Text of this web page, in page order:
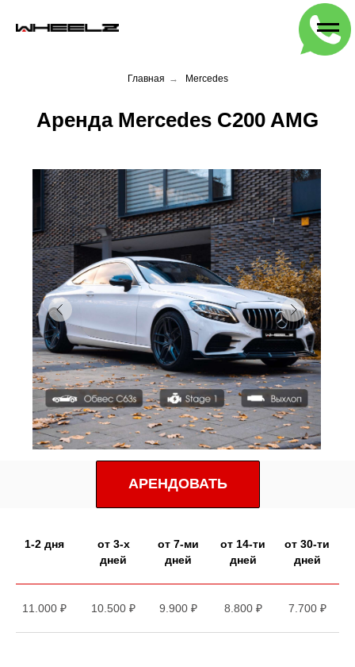
Главная → Mercedes
Аренда Mercedes C200 AMG
АРЕНДОВАТЬ
1-2 дня
от 3-х
дней
от 7-ми
дней
от 14-ти
дней
от 30-ти
дней
11.000 ₽ 10.500 ₽ 9.900 ₽ 8.800 ₽ 7.700 ₽